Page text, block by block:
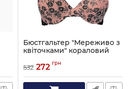
Бюстгальтер "Мереживо з
квіточками" кораловий
532 272 грн